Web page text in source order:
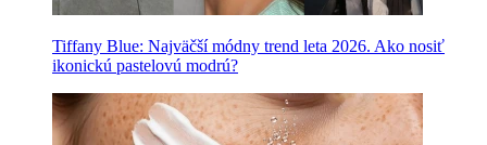
Tiffany Blue: Najväčší módny trend leta 2026. Ako nosiť
ikonickú pastelovú modrú?